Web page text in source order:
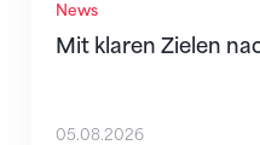
News
Mit klaren Zielen
05.08.2026